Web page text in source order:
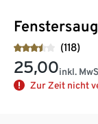
(118)
25,00inkl.
Zur Zeit nicht